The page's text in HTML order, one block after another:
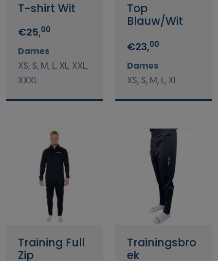
T-shirt Wit
€25,00
Dames
XS, S, M, L, XL, XXL,
XXXL
Top
Blauw/Wit
€23,00
Dames
XS, S, M, L, XL
Training Full
Zip
Trainingsbro
ek